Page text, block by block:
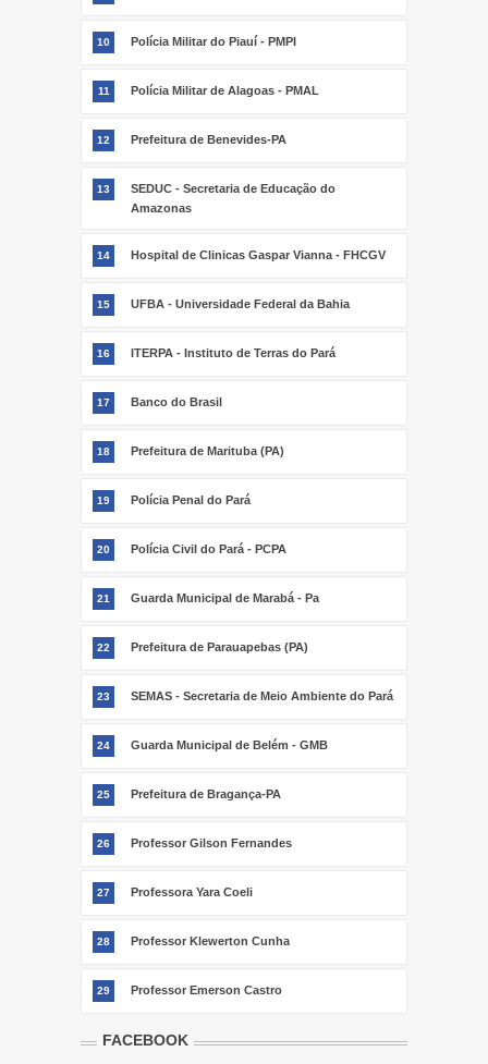
10 Polícia Militar do Piauí - PMPI
11 Polícia Militar de Alagoas - PMAL
12 Prefeitura de Benevides-PA
13
SEDUC - Secretaria de Educação do
Amazonas
14 Hospital de Clinicas Gaspar Vianna - FHCGV
15 UFBA - Universidade Federal da Bahia
16 ITERPA - Instituto de Terras do Pará
17 Banco do Brasil
18 Prefeitura de Marituba (PA)
19 Polícia Penal do Pará
20 Polícia Civil do Pará - PCPA
21 Guarda Municipal de Marabá - Pa
22 Prefeitura de Parauapebas (PA)
23 SEMAS - Secretaria de Meio Ambiente do Pará
24 Guarda Municipal de Belém - GMB
25 Prefeitura de Bragança-PA
26 Professor Gilson Fernandes
27 Professora Yara Coeli
28 Professor Klewerton Cunha
29 Professor Emerson Castro
FACEBOOK